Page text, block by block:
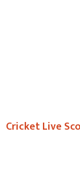
Cricket Live